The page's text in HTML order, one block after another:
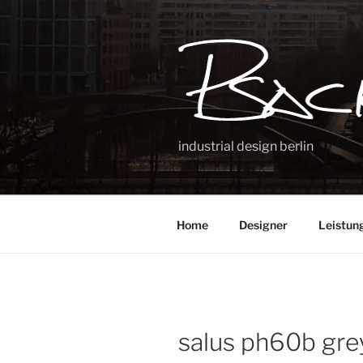
industrial design berlin
Home Designer
salus ph60b